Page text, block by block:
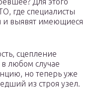
где специалисты
и выявят имеющиеся
сцепление
любом случае
но теперь уже
из строя узел.